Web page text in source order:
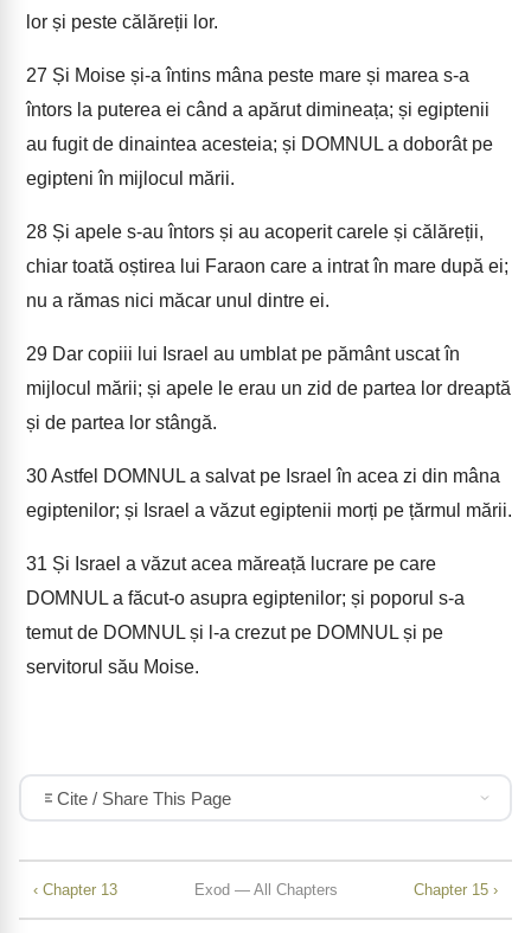
lor și peste călăreții lor.
27 Și Moise și-a întins mâna peste mare și marea s-a
întors la puterea ei când a apărut dimineața; și egiptenii
au fugit de dinaintea acesteia; și DOMNUL a doborât pe
egipteni în mijlocul mării.
28 Și apele s-au întors și au acoperit carele și călăreții,
chiar toată oștirea lui Faraon care a intrat în mare după ei;
nu a rămas nici măcar unul dintre ei.
29 Dar copiii lui Israel au umblat pe pământ uscat în
mijlocul mării; și apele le erau un zid de partea lor dreaptă
și de partea lor stângă.
30Astfel DOMNUL a salvat pe Israel în acea zi din mâna
egiptenilor; și Israel a văzut egiptenii morți pe țărmul mării.
31 Și Israel a văzut acea măreață lucrare pe care
DOMNUL a făcut-o asupra egiptenilor; și poporul s-a
temut de DOMNUL și l-a crezut pe DOMNUL și pe
servitorul său Moise.
Cite / Share This Page
‹ Chapter 13 Exod — All Chapters Chapter 15 ›